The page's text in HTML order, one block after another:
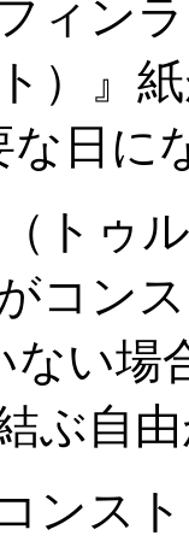
ィン
）』
な日
（ト
コン
ない
ぶ自
ンス